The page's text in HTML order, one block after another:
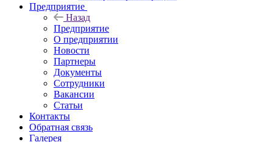
Предприятие
Назад
Предприятие
О предприятии
Новости
Партнеры
Документы
Сотрудники
Вакансии
Статьи
Контакты
Обратная связь
Галерея